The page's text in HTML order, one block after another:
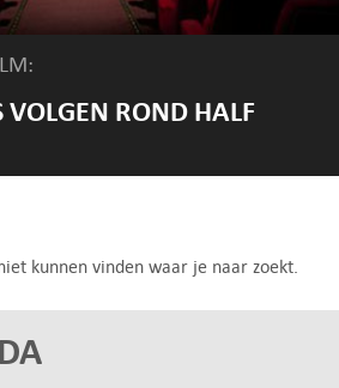
ROND HALF
kunnen vinden waar je naar zoekt.